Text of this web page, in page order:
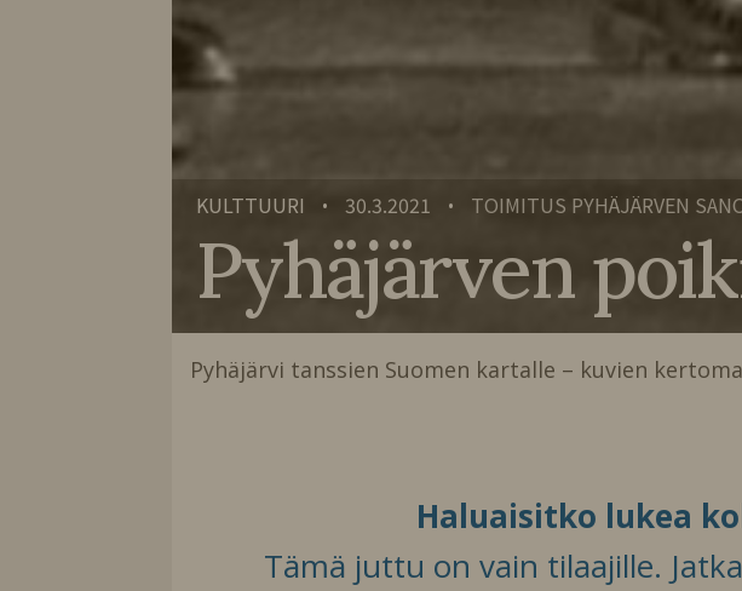
KULTTUURI • 30.3.2021 • TOIMITUS PYHÄJÄRVEN
Pyhäjärven
Pyhäjärvi tanssien Suomen kartalle – kuvien
Haluaisitko lukea
Tämä juttu on vain tilaajille.